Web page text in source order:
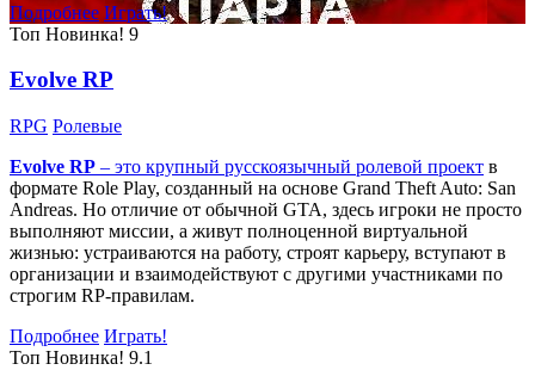
Подробнее Играть!
Топ Новинка! 9
Evolve RP
RPG Ролевые
Evolve RP – это крупный русскоязычный ролевой проект в
формате Role Play, созданный на основе Grand Theft Auto: San
Andreas. Но отличие от обычной GTA, здесь игроки не просто
выполняют миссии, а живут полноценной виртуальной
жизнью: устраиваются на работу, строят карьеру, вступают в
организации и взаимодействуют с другими участниками по
строгим RP-правилам.
Подробнее Играть!
Топ Новинка! 9.1